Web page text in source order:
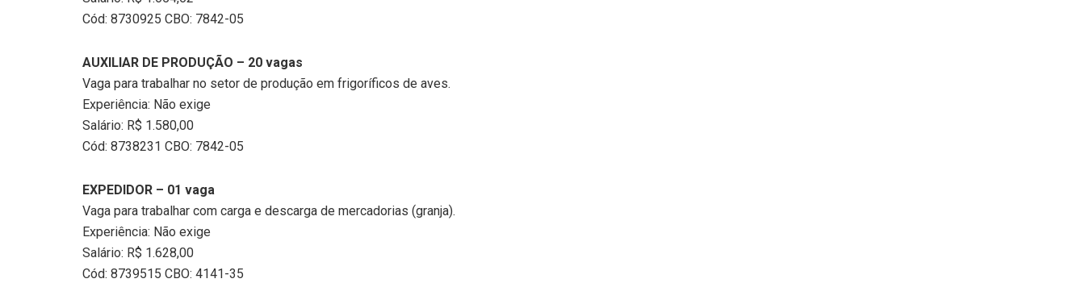
Cód: 8730925 CBO: 7842-05
AUXILIAR DE PRODUÇÃO – 20 vagas
Vaga para trabalhar no setor de produção em frigoríficos de aves.
Experiência: Não exige
Salário: R$ 1.580,00
Cód: 8738231 CBO: 7842-05
EXPEDIDOR – 01 vaga
Vaga para trabalhar com carga e descarga de mercadorias (granja).
Experiência: Não exige
Salário: R$ 1.628,00
Cód: 8739515 CBO: 4141-35